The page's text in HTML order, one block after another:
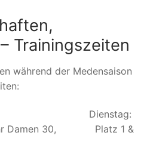
Trainingszeiten
während der Medensaison
Damen 30, Platz 1 &